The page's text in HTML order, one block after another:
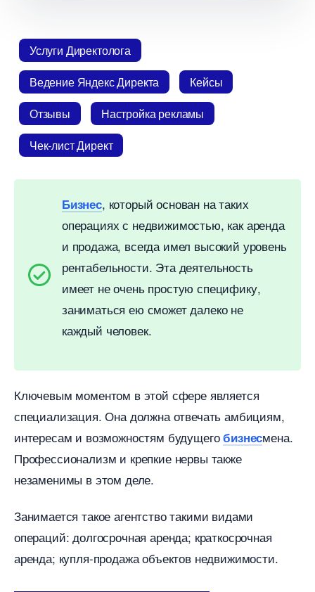
Услуги Директолога
едение Яндекс Директа
Кейсы
Отзывы
Настройка рекламы
Чек-лист Директ
Бизнес, который основан на таких
операциях с недвижимостью, как аренда
и продажа, всегда имел высокий уровень
рентабельности. Эта деятельность
имеет не очень простую специфику,
заниматься ею сможет далеко не
каждый человек.
Ключевым моментом в этой сфере является
специализация. Она должна отвечать амбициям,
интересам и возможностям будущегоизнесмена.
Профессионализм и крепкие нервы также
незаменимы в этом деле.
Занимается такое агентство такими видами
операций: долгосрочная аренда; краткосрочная
аренда; купля-продажа объектов недвижимости.